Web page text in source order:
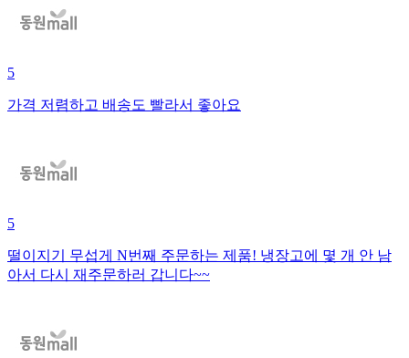
5
가격 저렴하고 배송도 빨라서 좋아요
5
떨이지기 무섭게 N번째 주문하는 제품! 냉장고에 몇 개 안 남
아서 다시 재주문하러 갑니다~~